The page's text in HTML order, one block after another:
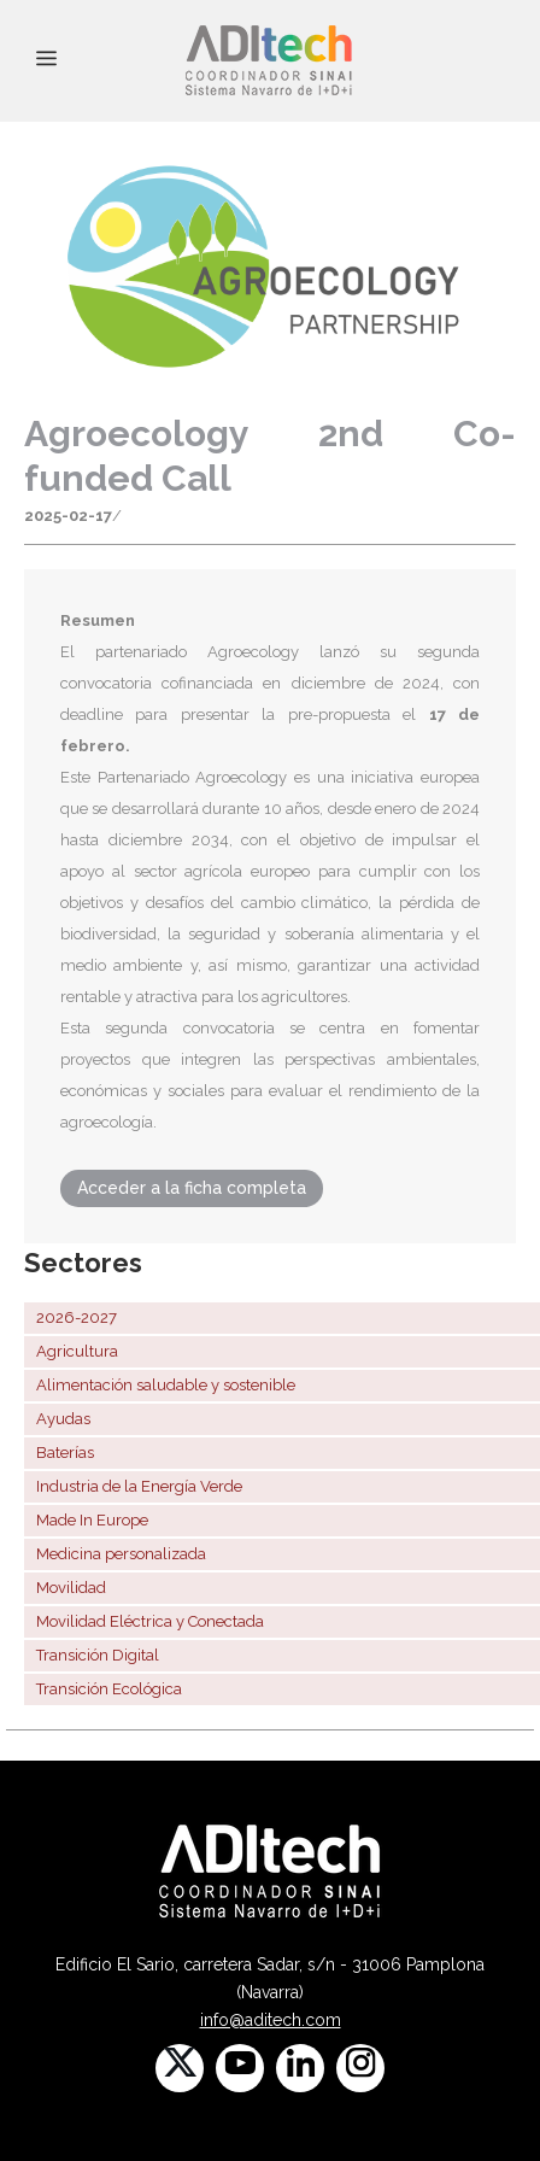
Agroecology 2nd Co-
funded Call
2025-02-17/
Resumen
El partenariado Agroecology lanzó su segunda
convocatoria cofinanciada en diciembre de 2024, con
deadline para presentar la pre-propuesta el 17 de
febrero.
Este Partenariado Agroecology es una iniciativa europea
que se desarrollará durante 10 años, desde enero de 2024
hasta diciembre 2034, con el objetivo de impulsar el
apoyo al sector agrícola europeo para cumplir con los
objetivos y desafíos del cambio climático, la pérdida de
biodiversidad, la seguridad y soberanía alimentaria y el
medio ambiente y, así mismo, garantizar una actividad
rentable y atractiva para los agricultores.
Esta segunda convocatoria se centra en fomentar
proyectos que integren las perspectivas ambientales,
económicas y sociales para evaluar el rendimiento de la
agroecología.
Acceder a la ficha completa
Sectores
2026-2027
Agricultura
Alimentación saludable y sostenible
Ayudas
Baterías
Industria de la Energía Verde
Made In Europe
Medicina personalizada
Movilidad
Movilidad Eléctrica y Conectada
Transición Digital
Transición Ecológica
Edificio El Sario, carretera Sadar, s/n - 31006 Pamplona
(Navarra)
info@aditech.com